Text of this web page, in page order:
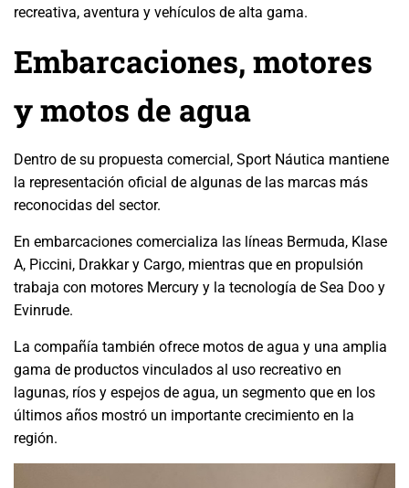
recreativa, aventura y vehículos de alta gama.
Embarcaciones, motores
y motos de agua
Dentro de su propuesta comercial, Sport Náutica mantiene
la representación oficial de algunas de las marcas más
reconocidas del sector.
En embarcaciones comercializa las líneas Bermuda, Klase
A, Piccini, Drakkar y Cargo, mientras que en propulsión
trabaja con motores Mercury y la tecnología de Sea Doo y
Evinrude.
La compañía también ofrece motos de agua y una amplia
gama de productos vinculados al uso recreativo en
lagunas, ríos y espejos de agua, un segmento que en los
últimos años mostró un importante crecimiento en la
región.